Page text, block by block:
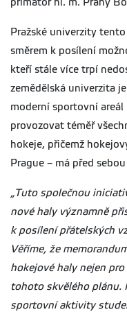
Pražské univerzity
směrem k posílení
kteří stále více trpí
zemědělská univerzita
moderní sportovní
provozovat téměř
hokeje, přičemž
Prague – má před
„Tuto společnou
nové haly významně
k posílení přátelských
Věříme, že
hokejové haly nejen
tohoto skvělého plánu.
sportovní aktivity